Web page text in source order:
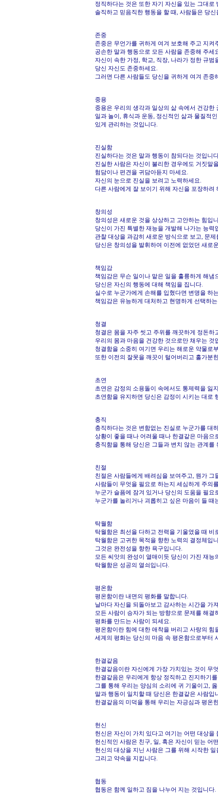
정직하다는 것은 또한 자기 자신을 있는 그대로
솔직하고 믿음직한 행동을 할 때, 사람들은 당
존중
존중은 무언가를 귀하게 여겨 보호해 주고 지켜
공손한 말과 행동으로 모든 사람을 존중해 주세
자신이 속한 가정, 학교, 직장, 나라가 정한 규범
당신 자신도 존중하세요.
그러면 다른 사람들도 당신을 귀하게 여겨 존중
중용
중용은 우리의 생각과 일상의 삶 속에서 건강한
일과 놀이, 휴식과 운동, 정신적인 삶과 물질적
있게 관리하는 것입니다.
진실함
진실하다는 것은 말과 행동이 참되다는 것입니
진실한 사람은 자신이 불리한 경우에도 거짓말
험담이나 편견을 귀담아듣지 마세요.
자신의 눈으로 진실을 보려고 노력하세요.
다른 사람에게 잘 보이기 위해 자신을 포장하
창의성
창의성은 새로운 것을 상상하고 고안하는 힘입
당신이 가진 특별한 재능을 개발해 나가는 능력
관찰 대상을 과감히 새로운 방식으로 보고, 문
당신은 창의성을 발휘하여 이전에 없었던 새로
책임감
책임감은 무슨 일이나 맡은 일을 훌륭하게 해
당신은 자신의 행동에 대해 책임을 집니다.
실수로 누군가에게 손해를 입혔다면 변명을 하
책임감은 유능하게 대처하고 현명하게 선택하
청결
청결은 몸을 자주 씻고 주위를 깨끗하게 정돈하
우리의 몸과 마음을 건강한 것으로만 채우는 것
청결함을 소중히 여기면 우리는 해로운 약물로
또한 이전의 잘못을 깨끗이 털어버리고 홀가분
초연
초연은 감정의 소용돌이 속에서도 통제력을 잃
초연함을 유지하면 당신은 감정이 시키는 대로
충직
충직하다는 것은 변함없는 진실로 누군가를 대
상황이 좋을 때나 어려울 때나 한결같은 마음
충직함을 통해 당신은 그들과 변치 않는 관계를
친절
친절은 사람들에게 배려심을 보여주고, 뭔가 그
사람들이 무엇을 필요로 하는지 세심하게 주의
누군가 슬픔에 잠겨 있거나 당신의 도움을 필요
누군가를 놀리거나 괴롭히고 싶은 마음이 들
탁월함
탁월함은 최선을 다하고 전력을 기울였을 때 비
탁월함은 고귀한 목적을 향한 노력의 결정체입
그것은 완전성을 향한 욕구입니다.
모든 씨앗의 완성이 열매이듯 당신이 가진 재
탁월함은 성공의 열쇠입니다.
평온함
평온함이란 내면의 평화를 말합니다.
날마다 자신을 되돌아보고 감사하는 시간을 가
모든 사람이 승자가 되는 방향으로 문제를 해결
평화를 만드는 사람이 되세요.
평온함이란 힘에 대한 애착을 버리고 사랑의 힘
세계의 평화는 당신의 마음 속 평온함으로부터
한결같음
한결같음이란 자신에게 가장 가치있는 것이 무
한결같음은 우리에게 항상 정직하고 진지하기
그를 통해 우리는 양심의 소리에 귀 기울이고,
말과 행동이 일치할 때 당신은 한결같은 사람입
한결같음의 미덕을 통해 우리는 자긍심과 평온
헌신
헌신은 자신이 가치 있다고 여기는 어떤 대상을
헌신적인 사람은 친구, 일, 혹은 자신이 믿는 어
헌신의 대상을 지닌 사람은 그를 위해 시작한 일
그리고 약속을 지킵니다.
협동
협동은 함께 일하고 짐을 나누어 지는 것입니다.